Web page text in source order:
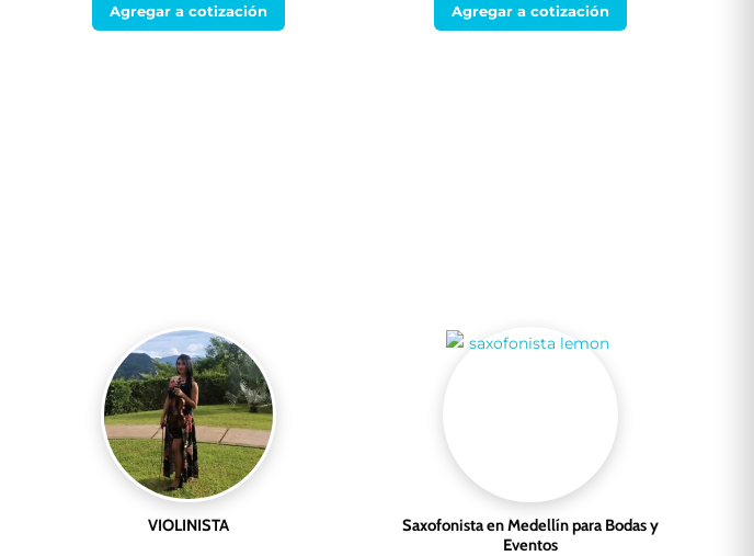
Agregar a cotización Agregar a cotización
VIOLINISTA
Saxofonista en Medellín para Bodas y
Eventos